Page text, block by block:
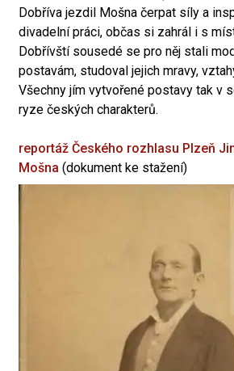
Dobříva jezdil Mošna čerpat síly a
divadelní práci, občas si zahrál i s
Dobřívští sousedé se pro něj stali
postavám, studoval jejich mravy,
Všechny jím vytvořené postavy tak v
ryze českých charakterů.
reportáž Českého rozhlasu Plzeň
Mošna (dokument ke stažení)